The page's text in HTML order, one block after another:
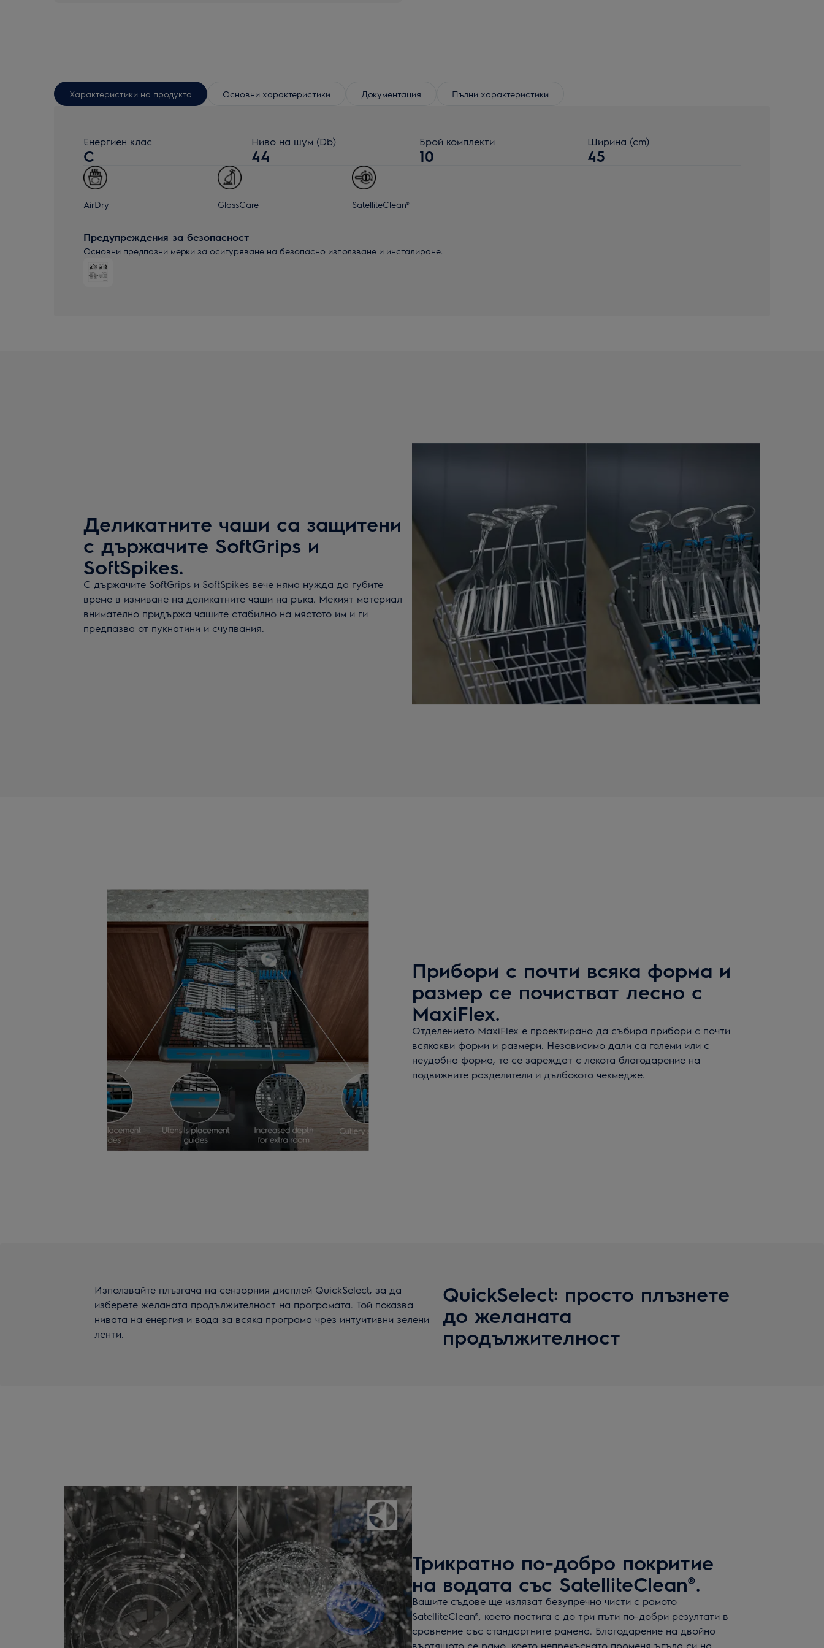
Характеристики на продукта Основни характеристики Документация Пълни характеристики
Енергиен клас
C
Ниво на шум (Db)
44
Брой комплекти
10
Ширина (cm)
45
AirDry GlassCare SatelliteClean®
Предупреждения за безопасност
Основни предпазни мерки за осигуряване на безопасно използване и инсталиране.
Деликатните чаши са защитени
с държачите SoftGrips и
SoftSpikes.
С държачите SoftGrips и SoftSpikes вече няма нужда да губите
време в измиване на деликатните чаши на ръка. Мекият материал
внимателно придържа чашите стабилно на мястото им и ги
предпазва от пукнатини и счупвания.
Прибори с почти всяка форма и
размер се почистват лесно с
MaxiFlex.
Отделението MaxiFlex е проектирано да събира прибори с почти
всякакви форми и размери. Независимо дали са големи или с
неудобна форма, те се зареждат с лекота благодарение на
подвижните разделители и дълбокото чекмедже.
QuickSelect: просто плъзнете
до желаната
продължителност
Използвайте плъзгача на сензорния дисплей QuickSelect, за да
изберете желаната продължителност на програмата. Той показва
нивата на енергия и вода за всяка програма чрез интуитивни зелени
ленти.
Трикратно по-добро покритие
на водата със SatelliteClean®.
Вашите съдове ще излязат безупречно чисти с рамото
SatelliteClean®, което постига с до три пъти по-добри резултати в
сравнение със стандартните рамена. Благодарение на двойно
въртящото се рамо, което непрекъснато променя ъгъла си на